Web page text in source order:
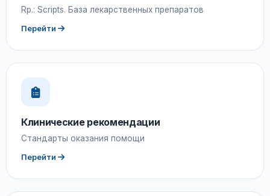
Rp.: Scripts. База лекарственных препаратов
Перейти
Клинические рекомендации
Стандарты оказания помощи
Перейти